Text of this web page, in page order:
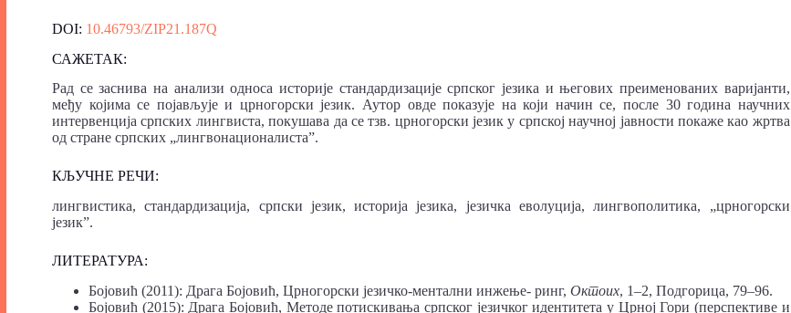
DOI: 10.46793/ZIP21.187Q
САЖЕТАК:
Рад се заснива на анализи односа историје стандардизације српског језика и његових преименованих варијанти,
међу којима се појављује и црногорски језик. Аутор овде показује на који начин се, после 30 година научних
интервенција српских лингвиста, покушава да се тзв. црногорски језик у српској научној јавности покаже као жртва
од стране српских „лингвонационалиста”.
КЉУЧНЕ РЕЧИ:
лингвистика, стандардизација, српски језик, историја језика, језичка еволуција, лингвополитика, „црногорски
језик”.
ЛИТЕРАТУРА:
Бојовић (2011): Драга Бојовић, Црногорски језичко-ментални инжење- ринг, Октоих, 1‒2, Подгорица, 79–96.
Бојовић (2015): Драга Бојовић, Методе потискивања српског језичког идентитета у Црној Гори (перспективе и